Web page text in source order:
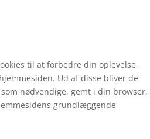
til at forbedre din oplevelse,
Ud af disse bliver de
nødvendige, gemt i din browser,
grundlæggende